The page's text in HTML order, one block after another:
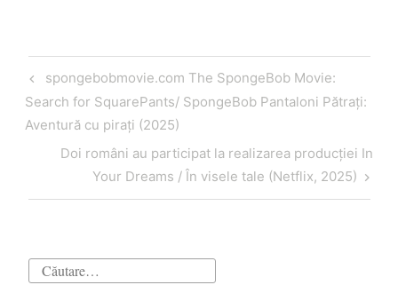
Navigare
în
articole
Articol
anterior
spongebobmovie.com The SpongeBob Movie:
Search for SquarePants/ SpongeBob Pantaloni Pătrați:
Aventură cu pirați (2025)
Articol
următor
Doi români au participat la realizarea producției In
Your Dreams / În visele tale (Netflix, 2025)
Caută